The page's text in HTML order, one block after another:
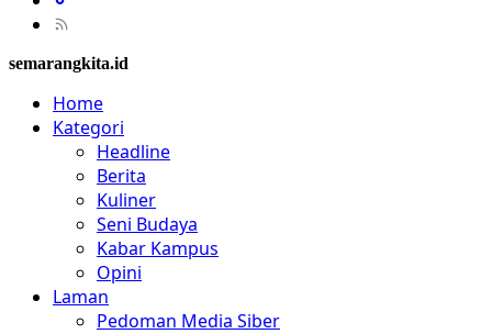
semarangkita.id
Home
Kategori
Headline
Berita
Kuliner
Seni Budaya
Kabar Kampus
Opini
Laman
Pedoman Media Siber